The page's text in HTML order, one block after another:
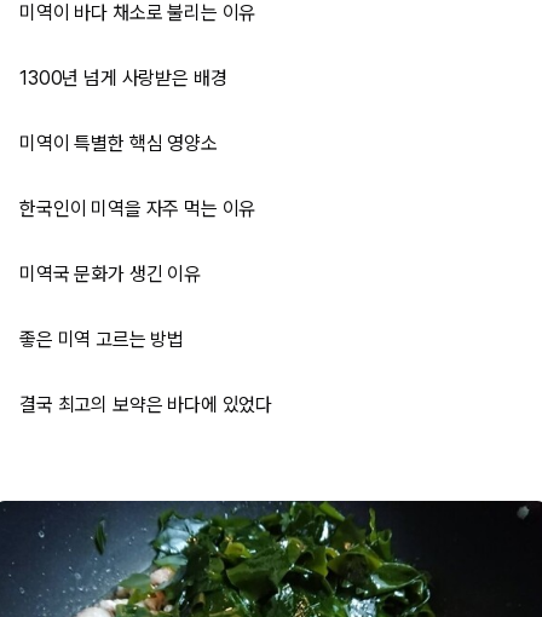
미역이 바다 채소로 불리는 이유
1300년 넘게 사랑받은 배경
미역이 특별한 핵심 영양소
한국인이 미역을 자주 먹는 이유
미역국 문화가 생긴 이유
좋은 미역 고르는 방법
결국 최고의 보약은 바다에 있었다